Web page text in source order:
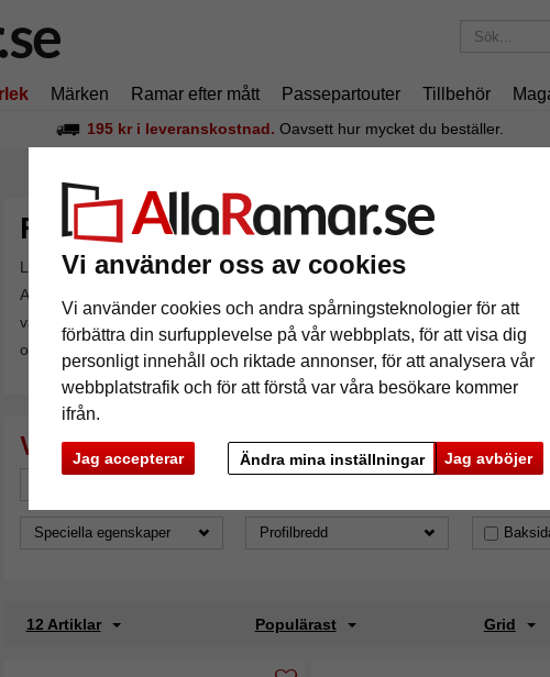
Vi använder oss av cookies
Vi använder cookies och andra spårningsteknologier för att
förbättra din surfupplevelse på vår webbplats, för att visa dig
personligt innehåll och riktade annonser, för att analysera vår
webbplatstrafik och för att förstå var våra besökare kommer
ifrån.
Jag accepterar Jag avböjer
Ändra mina inställningar
Märken Ramar efter mått Passepartouter Tillbehör
195 kr i leveranskostnad. Oavsett hur mycket du beställer.
Ramar på 70 x 100 cm som passar din
Letar du efter den perfekta ramen i storleken 70 x 100 cm, men har svårt
AllaRamar.se hittar du inte bara de bästa ramarna i formatet 70 x 100 cm
väljer ram, olika material och typer av ramar samt allt annat du behöver
också kreativa förslag att inspireras av.
Speciella egenskaper Profilbredd
12 Artiklar Populärast Grid